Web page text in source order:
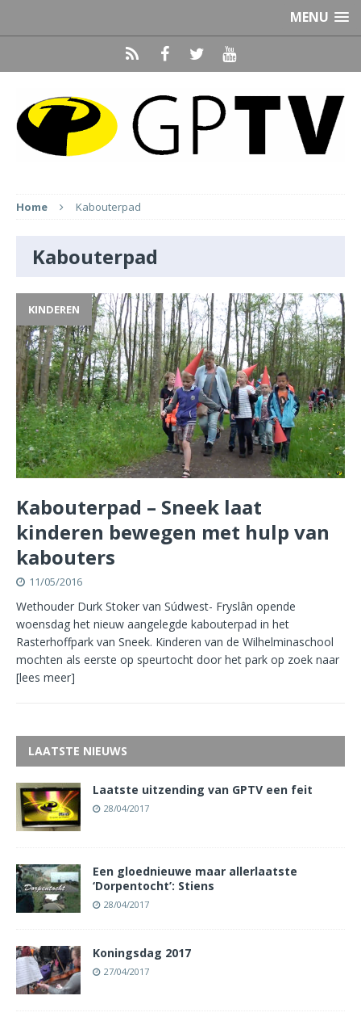
MENU
Home Kabouterpad
Kabouterpad
KINDEREN
Kabouterpad – Sneek laat
kinderen bewegen met hulp van
kabouters
11/05/2016
Wethouder Durk Stoker van Súdwest- Fryslân opende
woensdag het nieuw aangelegde kabouterpad in het
Rasterhoffpark van Sneek. Kinderen van de Wilhelminaschool
mochten als eerste op speurtocht door het park op zoek naar
[lees meer]
LAATSTE NIEUWS
Laatste uitzending van GPTV een feit
28/04/2017
Een gloednieuwe maar allerlaatste
‘Dorpentocht’: Stiens
28/04/2017
Koningsdag 2017
27/04/2017